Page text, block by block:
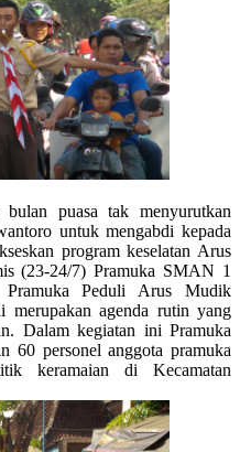
puasa tak menyurutkan
untuk mengabdi kepada
program keselatan Arus
(23-24/7) Pramuka SMAN 1
Pramuka Peduli Arus Mudik
agenda rutin yang
Dalam kegiatan ini Pramuka
60 personel anggota pramuka
keramaian di Kecamatan